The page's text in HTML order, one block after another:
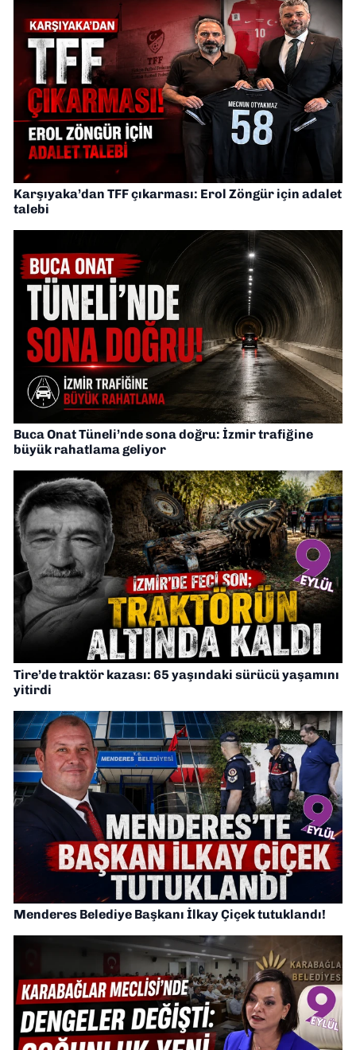
Karşıyaka’dan TFF çıkarması: Erol Zöngür için adalet
talebi
Buca Onat Tüneli’nde sona doğru: İzmir trafiğine
büyük rahatlama geliyor
Tire’de traktör kazası: 65 yaşındaki sürücü yaşamını
yitirdi
Menderes Belediye Başkanı İlkay Çiçek tutuklandı!